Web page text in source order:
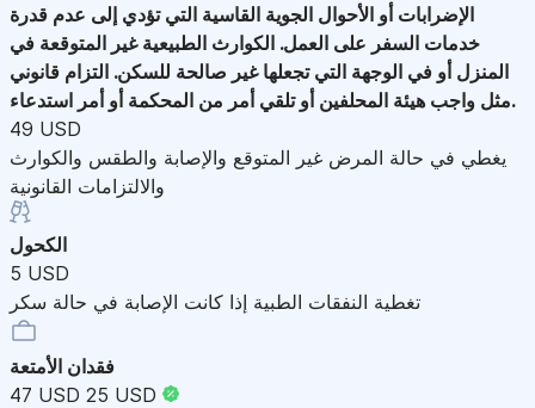
الإضرابات أو الأحوال الجوية القاسية التي تؤدي إلى عدم قدرة
خدمات السفر على العمل. الكوارث الطبيعية غير المتوقعة في
المنزل أو في الوجهة التي تجعلها غير صالحة للسكن. التزام قانوني
مثل واجب هيئة المحلفين أو تلقي أمر من المحكمة أو أمر استدعاء.
49 USD
يغطي في حالة المرض غير المتوقع والإصابة والطقس والكوارث
والالتزامات القانونية
الكحول
5 USD
تغطية النفقات الطبية إذا كانت الإصابة في حالة سكر
فقدان الأمتعة
47 USD 25 USD